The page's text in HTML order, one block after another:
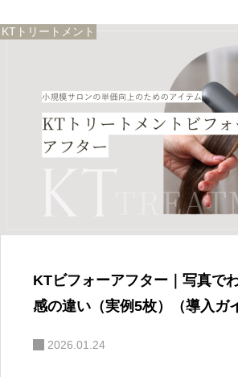
KTトリートメント
KTビフォーアフター｜写真で
感の違い（実例5枚）（導入ガ
2026.01.24